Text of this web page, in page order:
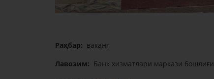
Раҳбар: вакант
Лавозим: Банк хизматлари маркази бошлиғи